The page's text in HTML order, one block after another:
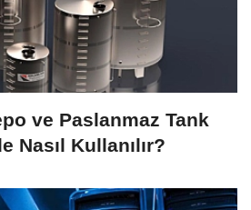
ve Paslanmaz Tank
Nasıl Kullanılır?